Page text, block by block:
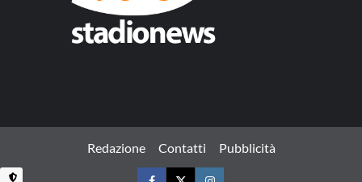
Redazione Contatti Pubblicità